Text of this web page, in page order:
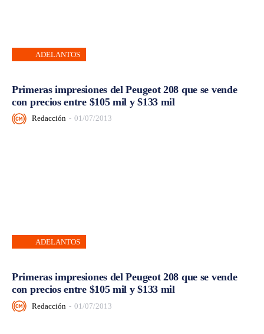
ADELANTOS
Primeras impresiones del Peugeot 208 que se vende
con precios entre $105 mil y $133 mil
Redacción - 01/07/2013
ADELANTOS
Primeras impresiones del Peugeot 208 que se vende
con precios entre $105 mil y $133 mil
Redacción - 01/07/2013